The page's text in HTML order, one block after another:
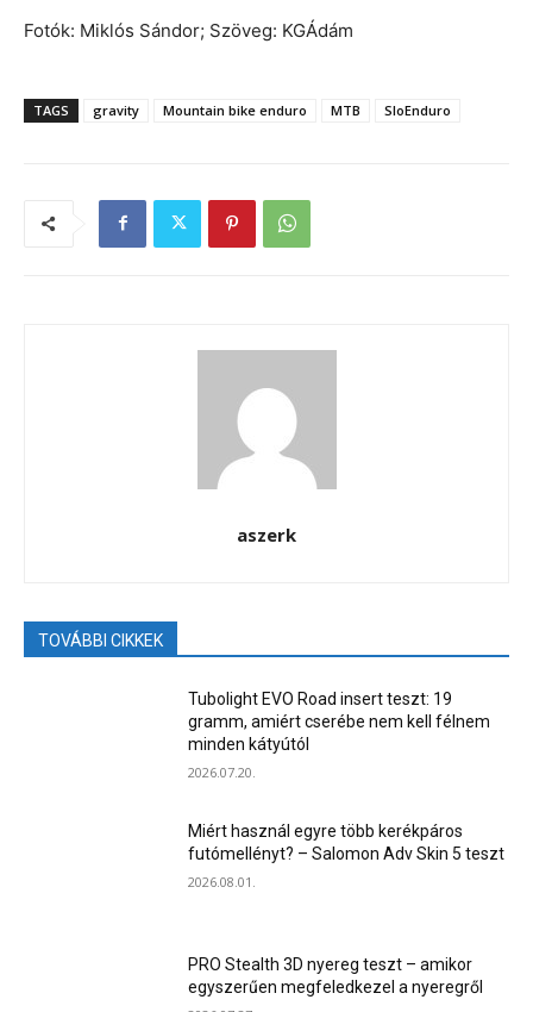
Fotók: Miklós Sándor; Szöveg: KGÁdám
TAGS gravity Mountain bike enduro MTB SloEnduro
aszerk
TOVÁBBI CIKKEK
Tubolight EVO Road insert teszt: 19
gramm, amiért cserébe nem kell félnem
minden kátyútól
2026.07.20.
Miért használ egyre több kerékpáros
futómellényt? – Salomon Adv Skin 5 teszt
2026.08.01.
PRO Stealth 3D nyereg teszt – amikor
egyszerűen megfeledkezel a nyeregről